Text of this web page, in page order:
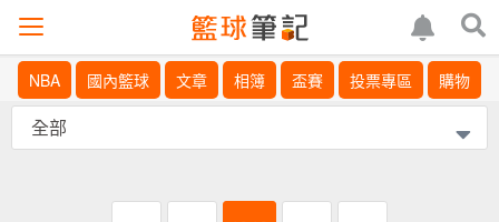
NBA 國內籃球 文章 相簿 盃賽 投票專區 購物